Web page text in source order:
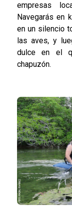
empresas
Navegarás en
en un silencio
las aves, y
dulce en el
chapuzón.